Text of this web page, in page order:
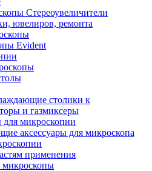
Стереоувеличители
ювелиров, ремонта
Evident
столики к
и газмиксеры
для микроскопии
аксессуары для микроскопа
применения
микроскопы